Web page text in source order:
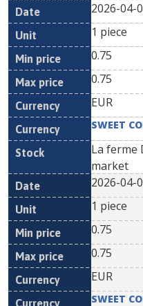
2026-04-
1 piece
0.75
0.75
EUR
SWEET
La ferme
market
2026-04-
1 piece
0.75
0.75
EUR
SWEET